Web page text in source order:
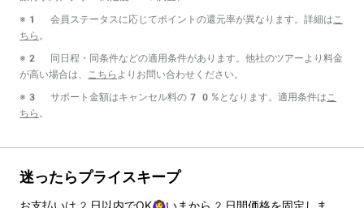
※1 会員ステータスに応じてポイントの還元率が異なります。詳細は こ
ちら 。
※2 同日程・同条件などの適用条件があります。他社のツアーより料金
が高い場合は、
こちら よりお問い合わせください。
※3 サポート金額はキャンセル料の70%となります。適用条件は こ
ちら 。
迷ったらプライスキープ
お支払いは 2 日以内でOK🙆‍♀️いまから 2 日間価格を固定しま